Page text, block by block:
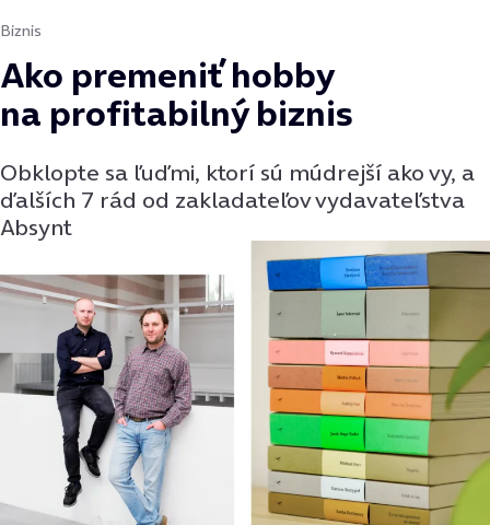
Biznis
Ako premeniť hobby
na profitabilný biznis
Obklopte sa ľuďmi, ktorí sú múdrejší ako vy, a
ďalších 7 rád od zakladateľov vydavateľstva
Absynt